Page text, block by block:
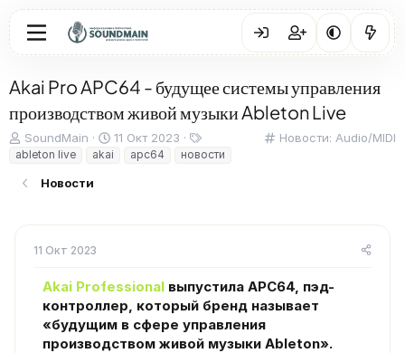
Akai Pro APC64 - будущее системы управления
производством живой музыки Ableton Live
К
Новости: Audio/MIDI
А
в
о
SoundMain
Д
а
11 Окт 2023
Т
е
ableton live akai apc64 новости
Новости
11 Окт 2023
Akai Professional выпустила APC64, пэд-
контроллер, который бренд называет
«будущим в сфере управления
производством живой музыки Ableton».